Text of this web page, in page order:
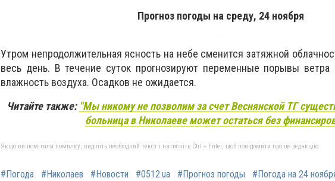
Прогноз погоды на среду, 24 ноября
Утром непродолжительная ясность на небе сменится затяжной
весь день. В течение суток прогнозируют переменные порывы
влажность воздуха. Осадков не ожидается.
Читайте также: "Мы никому не позволим за счет Веснянской ТГ
больница в Николаеве может остаться без
Якщо ви помітили помилку, виділіть необхідний текст і натисніть Ctrl + Enter, щоб повідомити про це редакцію
#Погода #Николаев #Новости #0512.ua #Прогноз погоды #Погода на 24